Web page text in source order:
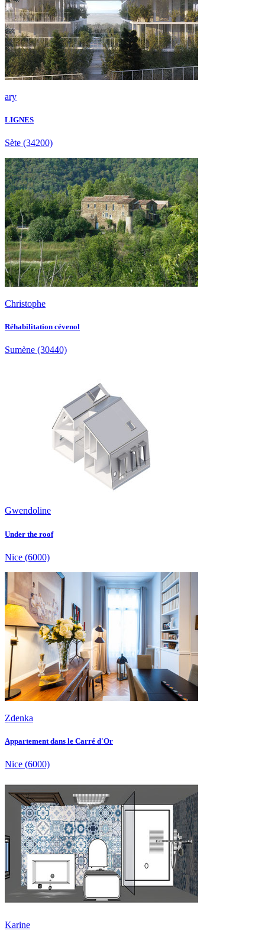
ary
LIGNES
Sète (34200)
Christophe
Réhabilitation cévenol
Sumène (30440)
Gwendoline
Under the roof
Nice (6000)
Zdenka
Appartement dans le Carré d'Or
Nice (6000)
Karine